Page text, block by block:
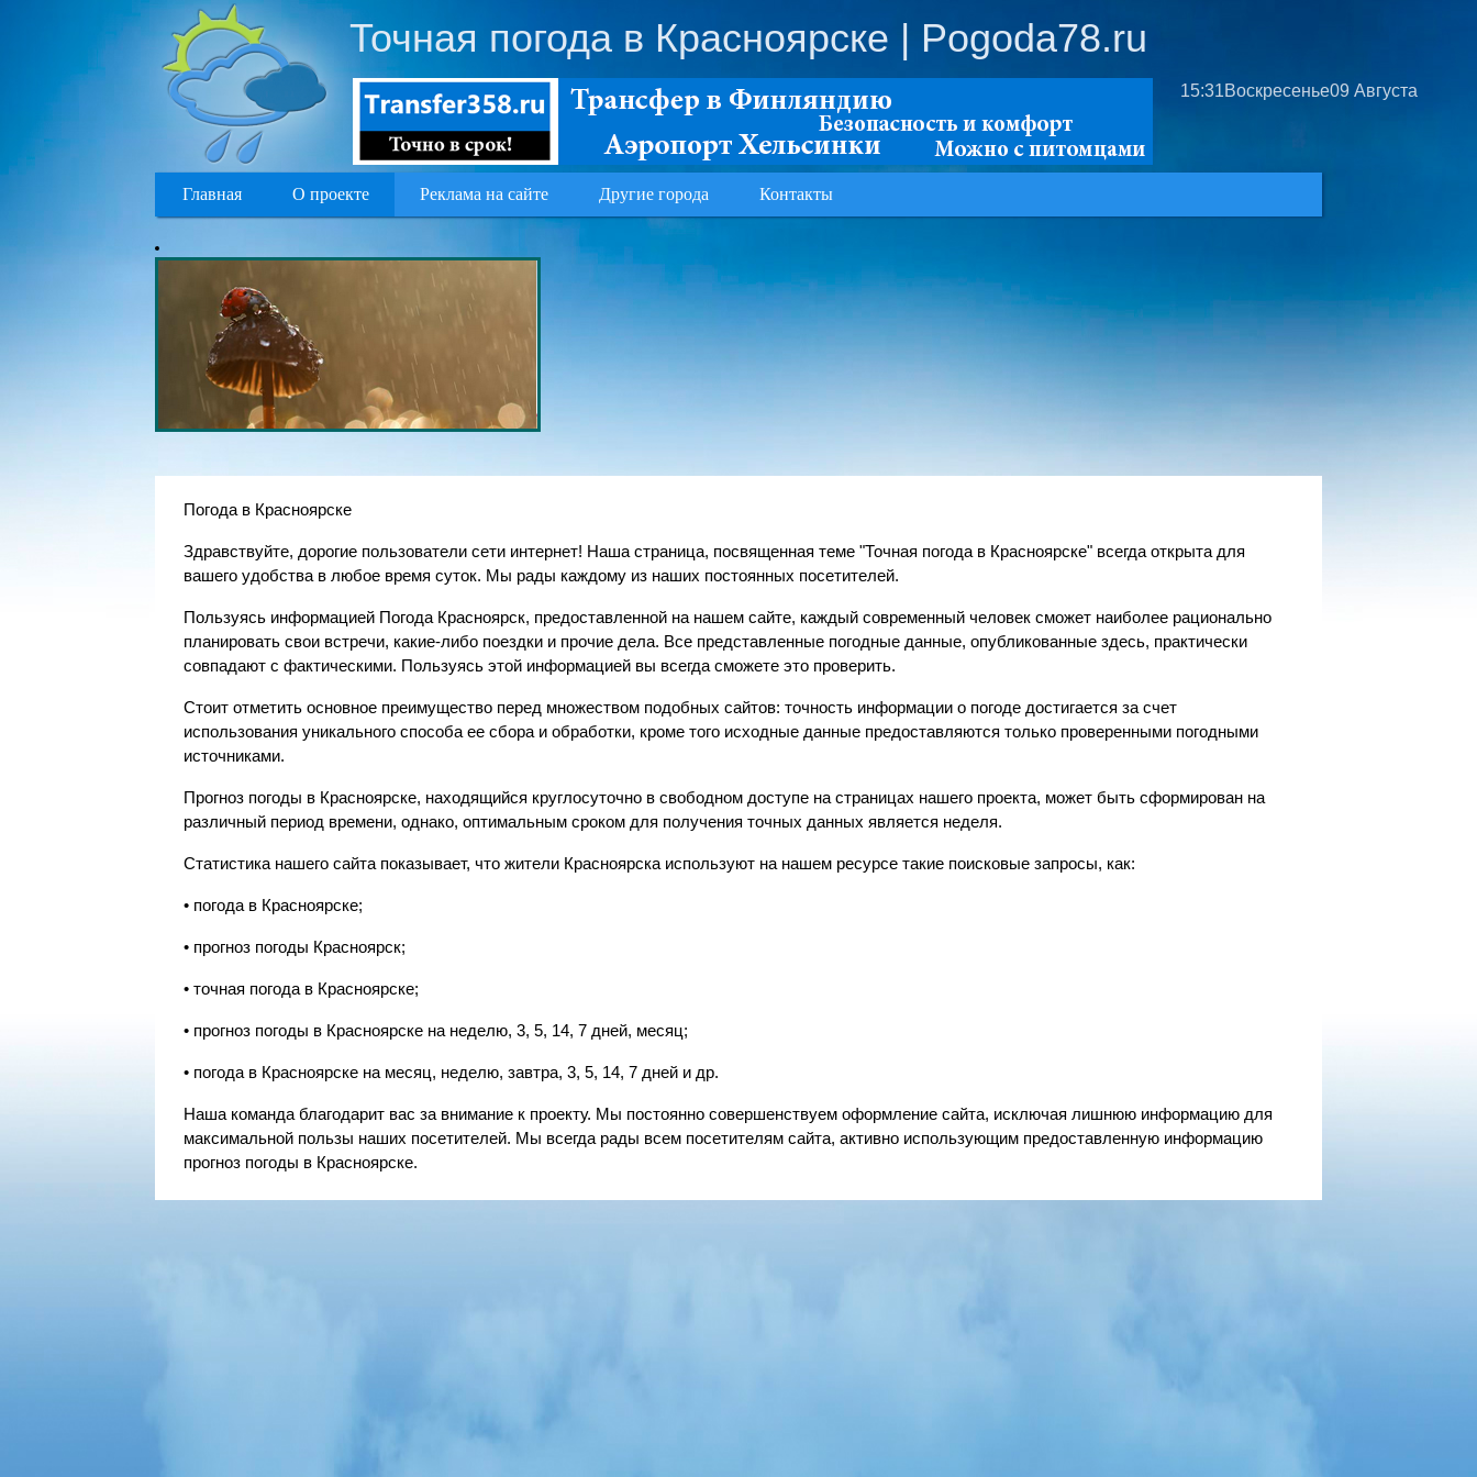
Точная погода в Красноярске | Pogoda78.ru
15:31Воскресенье09 Августа
Главная О проекте Реклама на сайте Другие города Контакты
Погода в Красноярске
Здравствуйте, дорогие пользователи сети интернет! Наша страница, посвященная теме "Точная погода в Красноярске" всегда открыта для
вашего удобства в любое время суток. Мы рады каждому из наших постоянных посетителей.
Пользуясь информацией Погода Красноярск, предоставленной на нашем сайте, каждый современный человек сможет наиболее рационально
планировать свои встречи, какие-либо поездки и прочие дела. Все представленные погодные данные, опубликованные здесь, практически
совпадают с фактическими. Пользуясь этой информацией вы всегда сможете это проверить.
Стоит отметить основное преимущество перед множеством подобных сайтов: точность информации о погоде достигается за счет
использования уникального способа ее сбора и обработки, кроме того исходные данные предоставляются только проверенными погодными
источниками.
Прогноз погоды в Красноярске, находящийся круглосуточно в свободном доступе на страницах нашего проекта, может быть сформирован на
различный период времени, однако, оптимальным сроком для получения точных данных является неделя.
Статистика нашего сайта показывает, что жители Красноярска используют на нашем ресурсе такие поисковые запросы, как:
• погода в Красноярске;
• прогноз погоды Красноярск;
• точная погода в Красноярске;
• прогноз погоды в Красноярске на неделю, 3, 5, 14, 7 дней, месяц;
• погода в Красноярске на месяц, неделю, завтра, 3, 5, 14, 7 дней и др.
Наша команда благодарит вас за внимание к проекту. Мы постоянно совершенствуем оформление сайта, исключая лишнюю информацию для
максимальной пользы наших посетителей. Мы всегда рады всем посетителям сайта, активно использующим предоставленную информацию
прогноз погоды в Красноярске.